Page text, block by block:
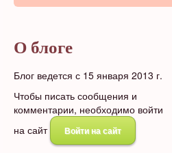
О блоге
Блог ведется с 15 января 2013 г.
Чтобы писать сообщения и
комментарии, необходимо войти
на сайт
Войти на сайт